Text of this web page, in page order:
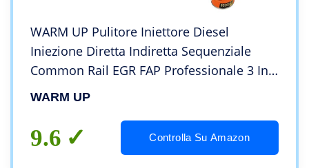
WARM UP Pulitore Iniettore Diesel
Iniezione Diretta Indiretta Sequenziale
Common Rail EGR FAP Professionale 3 In 1
Injection Purge Diesel IPD1000 1000ml
WARM UP
9.6 Controlla Su Amazon